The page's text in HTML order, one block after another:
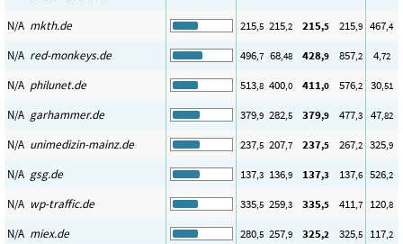
N/A mkth.de 215,5 215,2 215,5 215,9 467,4
N/A red-monkeys.de 496,7 68,48 428,9 857,2 4,72
N/A philunet.de 513,8 400,0 411,0 576,2 30,51
N/A garhammer.de 379,9 282,5 379,9 477,3 47,82
N/A unimedizin-mainz.de 237,5 207,7 237,5 267,2 325,9
N/A gsg.de 137,3 136,9 137,3 137,6 526,2
N/A wp-traffic.de 335,5 259,3 335,5 411,7 120,8
N/A miex.de 280,5 257,9 325,2 325,5 117,2